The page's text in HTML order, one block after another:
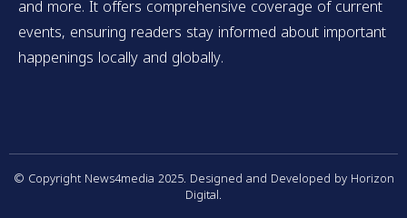
and more. It offers comprehensive coverage of current
events, ensuring readers stay informed about important
happenings locally and globally.
© Copyright News4media 2025. Designed and Developed by Horizon
Digital.